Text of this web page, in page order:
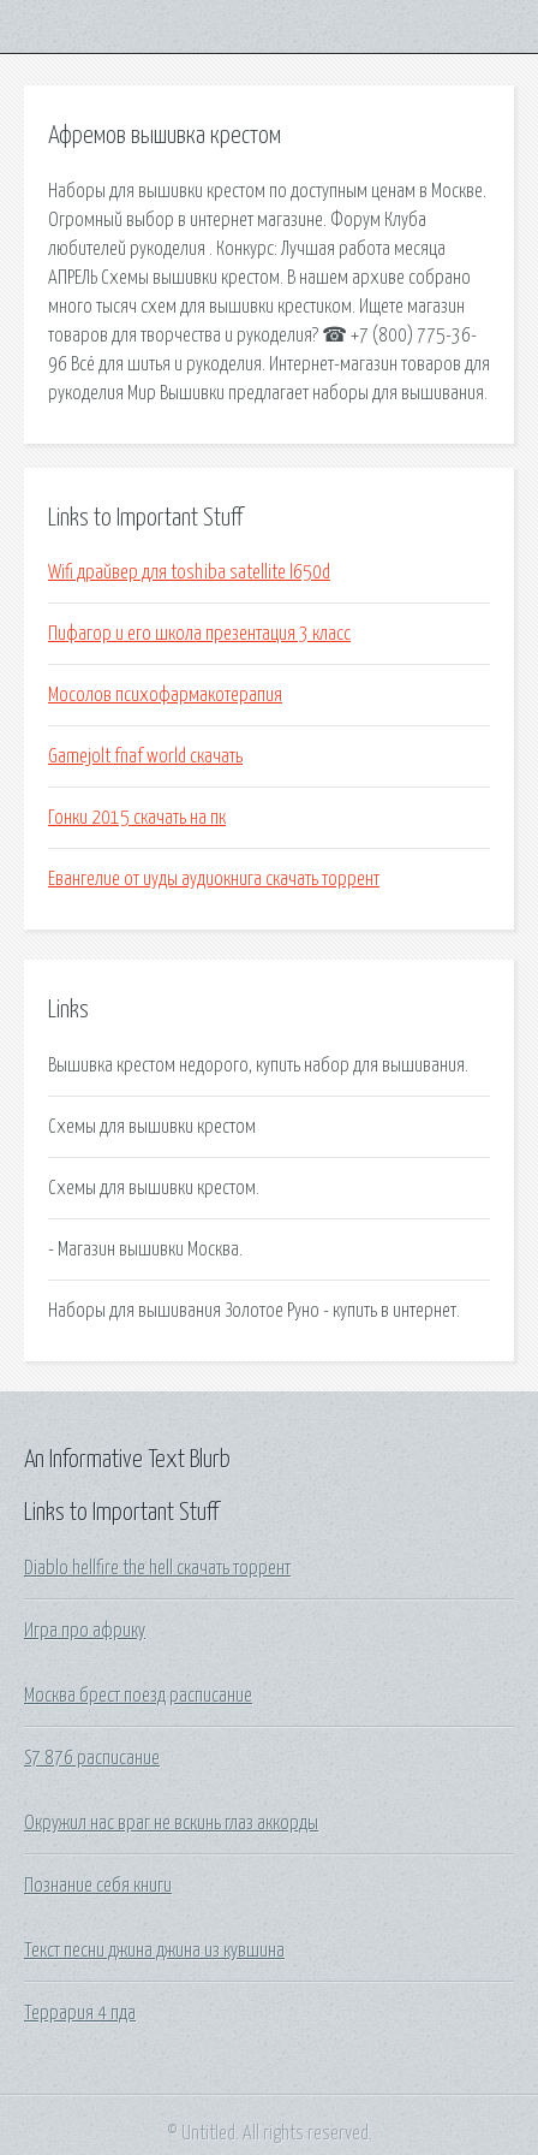
Афремов вышивка крестом
Наборы для вышивки крестом по доступным ценам в Москве.
Огромный выбор в интернет магазине. Форум Клуба
любителей рукоделия . Конкурс: Лучшая работа месяца
АПРЕЛЬ Схемы вышивки крестом. В нашем архиве собрано
много тысяч схем для вышивки крестиком. Ищете магазин
товаров для творчества и рукоделия? ☎ +7 (800) 775-36-
96 Всё для шитья и рукоделия. Интернет-магазин товаров для
рукоделия Мир Вышивки предлагает наборы для вышивания.
Links to Important Stuff
Wifi драйвер для toshiba satellite l650d
Пифагор и его школа презентация 3 класс
Мосолов психофармакотерапия
Gamejolt fnaf world скачать
Гонки 2015 скачать на пк
Евангелие от иуды аудиокнига скачать торрент
Links
Вышивка крестом недорого, купить набор для вышивания.
Схемы для вышивки крестом
Схемы для вышивки крестом.
- Магазин вышивки Москва.
Наборы для вышивания Золотое Руно - купить в интернет.
Links to Important Stuff
Diablo hellfire the hell скачать торрент
Игра про африку
Москва брест поезд расписание
S7 876 расписание
Окружил нас враг не вскинь глаз аккорды
Познание себя книги
Текст песни джина джина из кувшина
Террария 4 пда
An Informative Text Blurb
© Untitled. All rights reserved.